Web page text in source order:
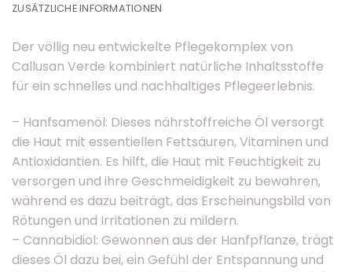
ZUSÄTZLICHE INFORMATIONEN
Der völlig neu entwickelte Pflegekomplex von
Callusan Verde kombiniert natürliche Inhaltsstoffe
für ein schnelles und nachhaltiges Pflegeerlebnis.
– Hanfsamenöl: Dieses nährstoffreiche Öl versorgt
die Haut mit essentiellen Fettsäuren, Vitaminen und
Antioxidantien. Es hilft, die Haut mit Feuchtigkeit zu
versorgen und ihre Geschmeidigkeit zu bewahren,
während es dazu beiträgt, das Erscheinungsbild von
Rötungen und Irritationen zu mildern.
– Cannabidiol: Gewonnen aus der Hanfpflanze, trägt
dieses Öl dazu bei, ein Gefühl der Entspannung und